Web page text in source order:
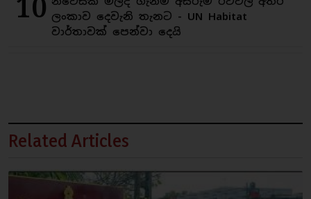
10 ලංකාව දෙවැනි තැනට - UN Habitat
වාර්තාවක් පෙන්වා දෙයි
Related Articles